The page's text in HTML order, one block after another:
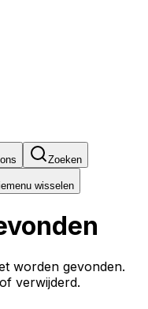
Zoeken
wisselen
worden gevonden.
verwijderd.